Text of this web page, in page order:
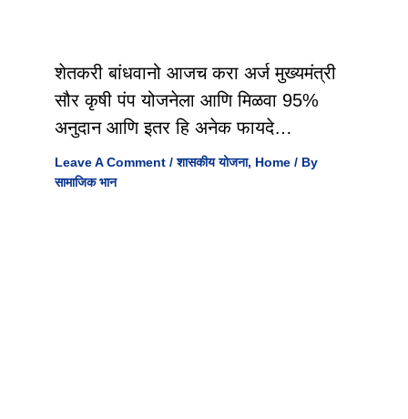
शेतकरी बांधवानो आजच करा अर्ज मुख्यमंत्री
सौर कृषी पंप योजनेला आणि मिळवा 95%
अनुदान आणि इतर हि अनेक फायदे…
Leave A Comment /शासकीय योजना, Home / By
सामाजिक भान